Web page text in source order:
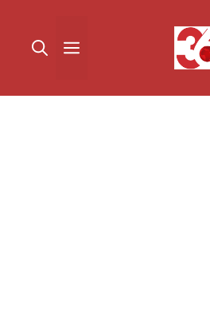
القائمة